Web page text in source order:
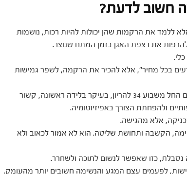
חשוב לדעת?
ללמד את הרקמות שהן יכולות להיות רכות, נושמות
את רצפת האגן בזמן המתח שנוצר.
בכל מחיר", אלא להכיר את הרקמה, לשפר גמישות
בלידה ראשונה, קשור
ולהפחתת הצורך באפיזיוטומיה.
אלא מהגישה.
הקשבה ותחושת שליטה. הוא לא אמור לכאוב ולא
כזו שאפשר לנשום לתוכה ולשחרר.
לפעמים עצם המגע והנשימה חשובים יותר מהעומק.